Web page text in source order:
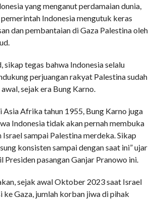
yang menganut perdamaian dunia,
Indonesia mengutuk keras
dan pembantaian di Gaza Palestina oleh
tegas bahwa Indonesia selalu
perjuangan rakyat Palestina sudah
sejak era Bung Karno.
Asia Afrika tahun 1955, Bung Karno juga
Indonesia tidak akan pernah membuka
Israel sampai Palestina merdeka. Sikap
konsisten sampai dengan saat ini” ujar
Presiden pasangan Ganjar Pranowo ini.
sejak awal Oktober 2023 saat Israel
ke Gaza, jumlah korban jiwa di pihak